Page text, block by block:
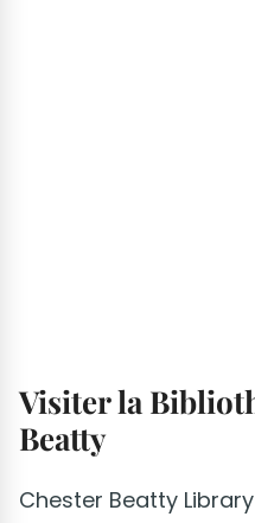
Visiter la
Beatty
Chester Beatty